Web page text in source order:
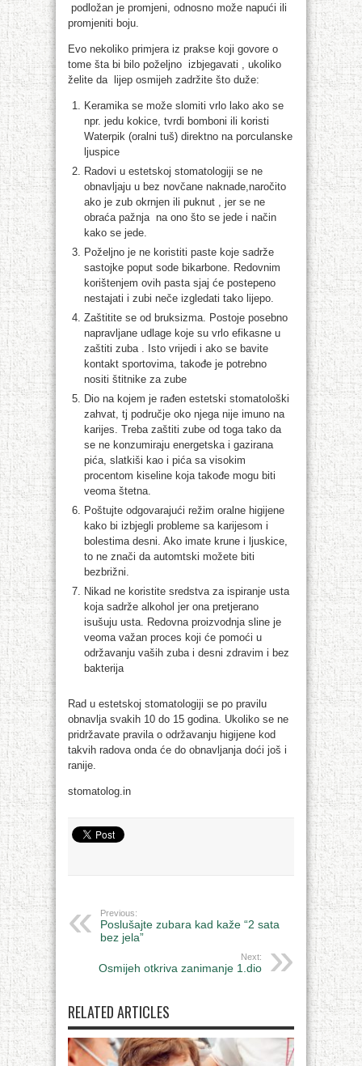
podložan je promjeni, odnosno može napući ili
promjeniti boju.
Evo nekoliko primjera iz prakse koji govore o
tome šta bi bilo poželjno izbjegavati , ukoliko
želite da lijep osmijeh zadržite što duže:
Keramika se može slomiti vrlo lako ako se
npr. jedu kokice, tvrdi bomboni ili koristi
Waterpik (oralni tuš) direktno na porculanske
ljuspice
Radovi u estetskoj stomatologiji se ne
obnavljaju u bez novčane naknade,naročito
ako je zub okrnjen ili puknut , jer se ne
obraća pažnja na ono što se jede i način
kako se jede.
Poželjno je ne koristiti paste koje sadrže
sastojke poput sode bikarbone. Redovnim
korištenjem ovih pasta sjaj će postepeno
nestajati i zubi neče izgledati tako lijepo.
Zaštitite se od bruksizma. Postoje posebno
napravljane udlage koje su vrlo efikasne u
zaštiti zuba . Isto vrijedi i ako se bavite
kontakt sportovima, takođe je potrebno
nositi štitnike za zube
Dio na kojem je rađen estetski stomatološki
zahvat, tj područje oko njega nije imuno na
karijes. Treba zaštiti zube od toga tako da
se ne konzumiraju energetska i gazirana
pića, slatkiši kao i pića sa visokim
procentom kiseline koja takođe mogu biti
veoma štetna.
Poštujte odgovarajući režim oralne higijene
kako bi izbjegli probleme sa karijesom i
bolestima desni. Ako imate krune i ljuskice,
to ne znači da automtski možete biti
bezbrižni.
Nikad ne koristite sredstva za ispiranje usta
koja sadrže alkohol jer ona pretjerano
isušuju usta. Redovna proizvodnja sline je
veoma važan proces koji će pomoći u
održavanju vaših zuba i desni zdravim i bez
bakterija
Rad u estetskoj stomatologiji se po pravilu
obnavlja svakih 10 do 15 godina. Ukoliko se ne
pridržavate pravila o održavanju higijene kod
takvih radova onda će do obnavljanja doći još i
ranije.
stomatolog.in
Previous:
Poslušajte zubara kad kaže “2 sata
bez jela”
Next:
Osmijeh otkriva zanimanje 1.dio
RELATED ARTICLES